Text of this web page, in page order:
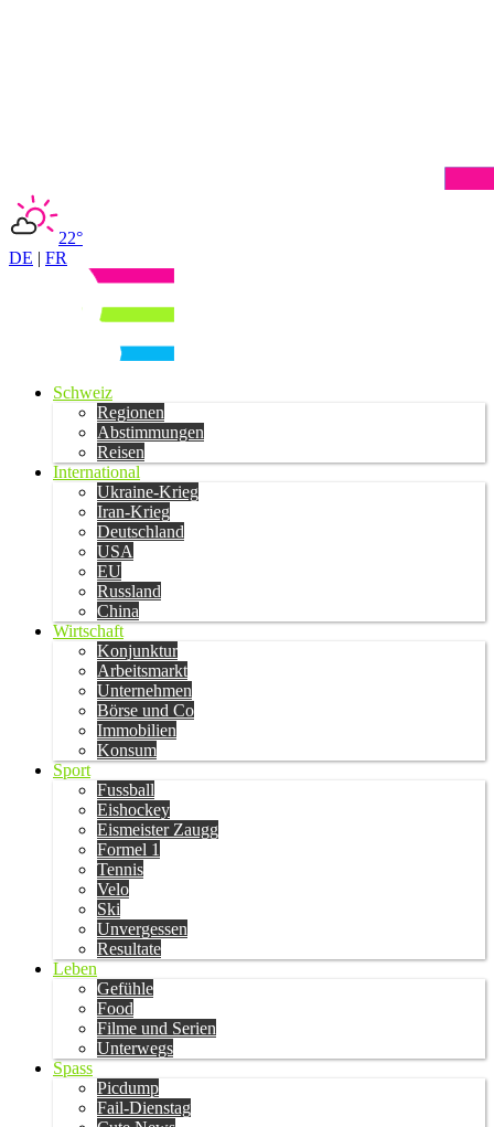
22°
DE | FR
Schweiz
Regionen
Abstimmungen
Reisen
International
Ukraine-Krieg
Iran-Krieg
Deutschland
USA
EU
Russland
China
Wirtschaft
Konjunktur
Arbeitsmarkt
Unternehmen
Börse und Co
Immobilien
Konsum
Sport
Fussball
Eishockey
Eismeister Zaugg
Formel 1
Tennis
Velo
Ski
Unvergessen
Resultate
Leben
Gefühle
Food
Filme und Serien
Unterwegs
Spass
Picdump
Fail-Dienstag